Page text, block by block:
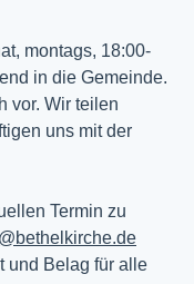
montags, 18:00-
in die Gemeinde.
vor. Wir teilen
uns mit der
Termin zu
und Belag für alle